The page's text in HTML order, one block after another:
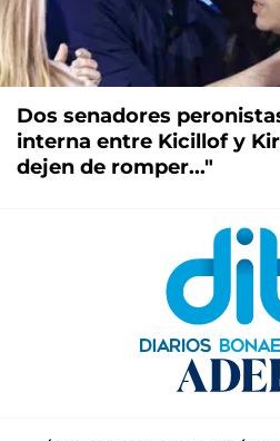
Dos senadores
interna entre Kicillof y
dejen de romper..."